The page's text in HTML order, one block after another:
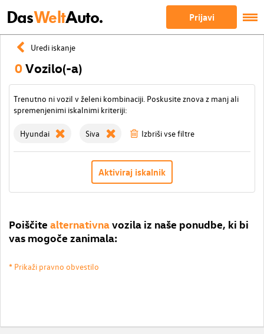
DasWeltAuto. Prijavi
Uredi iskanje
0Vozilo(-a)
Trenutno ni vozil v želeni kombinaciji. Poskusite znova z manj ali
spremenjenimi iskalnimi kriteriji:
Hyundai Siva Izbriši vse filtre
Aktiviraj iskalnik
Poiščite alternativnavozila iz naše ponudbe, ki bi
vas mogoče zanimala:
* Prikaži pravno obvestilo